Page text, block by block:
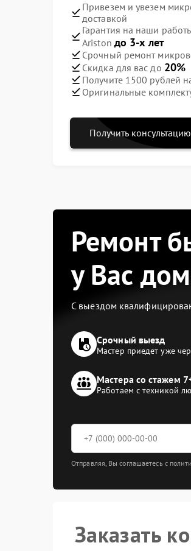
Привезем и увезем
доставкой
Гарантия на наши
Ariston до 3-х лет
Срочный ремонт
Скидка для вас до 20%
Получите 1500 рублей
Оригинальные
Получить консультацию
Ремонт
у Вас
С выездом
Срочный выезд
Мастер приедет уже
Мастера со стажем
Работаем с техникой
Отправляя, Вы соглашаетесь с
Заказать